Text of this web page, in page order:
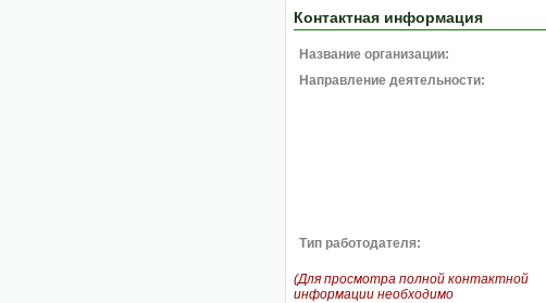
Контактная информация
Название организации:
Направление деятельности:
Тип работодателя:
(Для просмотра полной контактной
информации необходимо